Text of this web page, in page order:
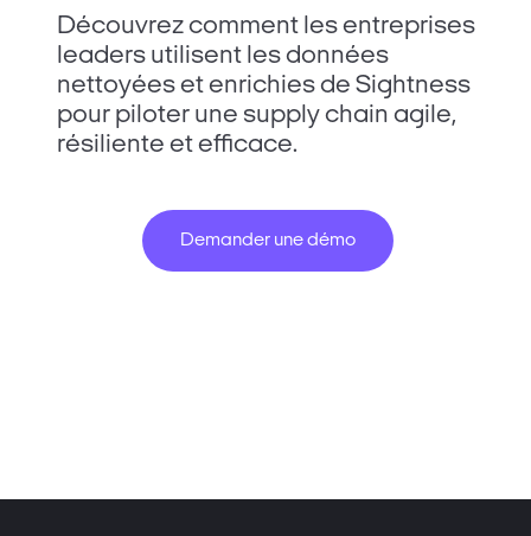
Découvrez comment les entreprises
leaders utilisent les données
nettoyées et enrichies de Sightness
pour piloter une supply chain agile,
résiliente et efficace.
Demander une démo